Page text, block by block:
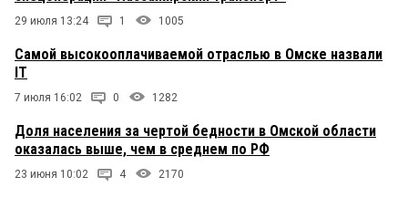
29 июля 13:24 1 1005
Самой высокооплачиваемой отраслью в Омске назвали
IT
7 июля 16:02 0 1282
Доля населения за чертой бедности в Омской области
оказалась выше, чем в среднем по РФ
23 июня 10:02 4 2170